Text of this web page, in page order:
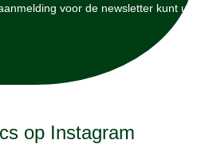
aanmelding voor de newsletter kunt u
op Instagram